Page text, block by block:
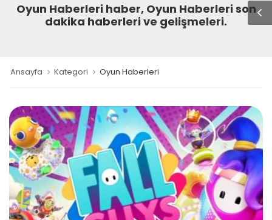
Oyun Haberleri haber, Oyun Haberleri son
dakika haberleri ve gelişmeleri.
Ansayfa Kategori Oyun Haberleri